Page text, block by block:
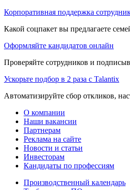
Корпоративная поддержка
Какой соцпакет вы предлагаете
Оформляйте кандидатов онлайн
Проверяйте сотрудников и
Ускорьте подбор в 2 раза с Talantix
Автоматизируйте сбор откликов,
О компании
Наши вакансии
Партнерам
Реклама на сайте
Новости и статьи
Инвесторам
Кандидаты по профессиям
Производственный календарь